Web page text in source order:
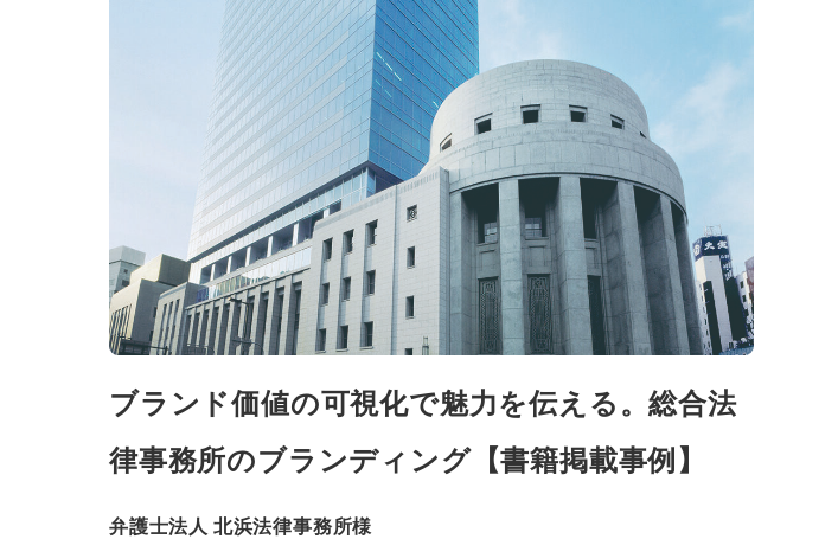
ブランド価値の可視化で魅力を伝える。総合法
律事務所のブランディング【書籍掲載事例】
弁護士法人 北浜法律事務所様